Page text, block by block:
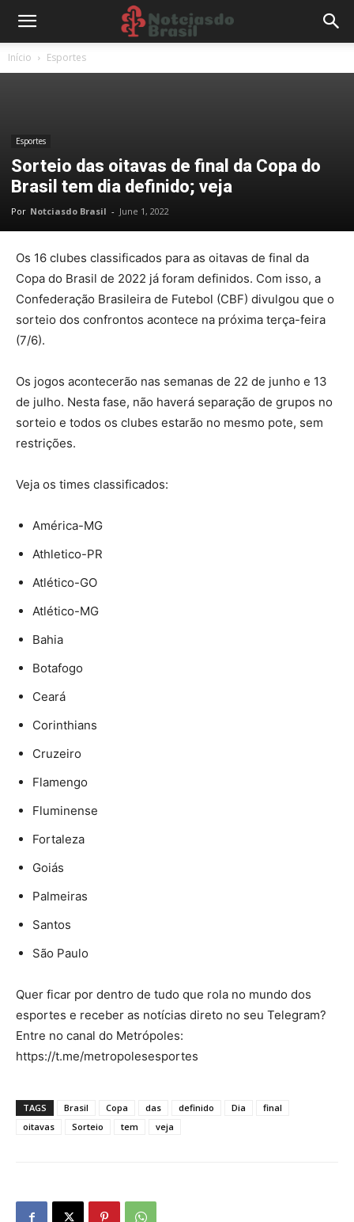
Início Esportes
Esportes
Sorteio das oitavas de final da Copa do
Brasil tem dia definido; veja
Por Notciasdo Brasil - June 1, 2022
Os 16 clubes classificados para as oitavas de final da
Copa do Brasil de 2022 já foram definidos. Com isso, a
Confederação Brasileira de Futebol (CBF) divulgou que o
sorteio dos confrontos acontece na próxima terça-feira
(7/6).
Os jogos acontecerão nas semanas de 22 de junho e 13
de julho. Nesta fase, não haverá separação de grupos no
sorteio e todos os clubes estarão no mesmo pote, sem
restrições.
Veja os times classificados:
América-MG
Athletico-PR
Atlético-GO
Atlético-MG
Bahia
Botafogo
Ceará
Corinthians
Cruzeiro
Flamengo
Fluminense
Fortaleza
Goiás
Palmeiras
Santos
São Paulo
Quer ficar por dentro de tudo que rola no mundo dos
esportes e receber as notícias direto no seu Telegram?
Entre no canal do Metrópoles:
https://t.me/metropolesesportes
TAGS Brasil Copa das definido Dia
final
oitavas
Sorteio tem veja